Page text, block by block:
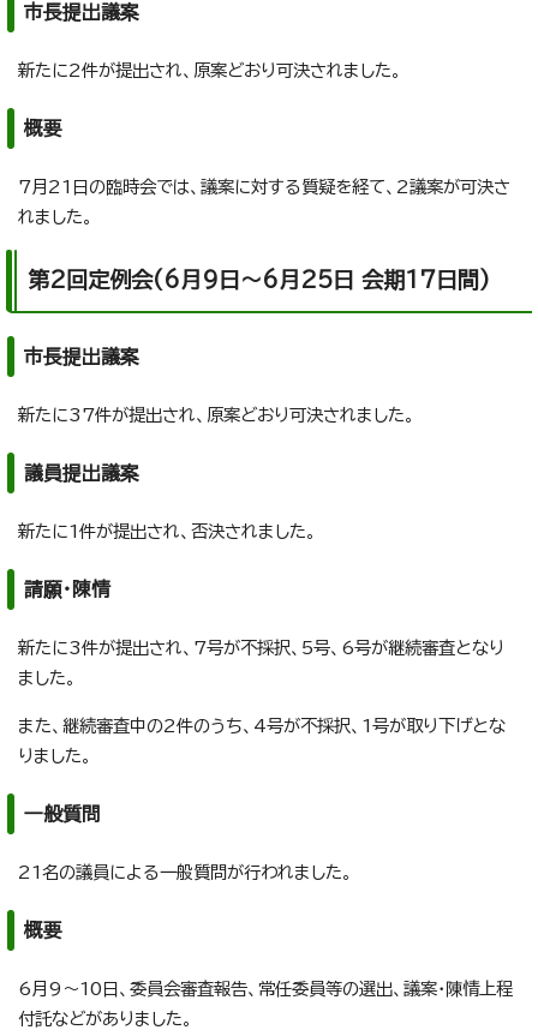
市長提出議案
新たに2件が提出され、原案どおり可決されました。
概要
7月21日の臨時会では、議案に対する質疑を経て、2議案が可決さ
れました。
第2回定例会(6月9日～6月25日 会期17日間)
市長提出議案
新たに37件が提出され、原案どおり可決されました。
議員提出議案
新たに1件が提出され、否決されました。
請願・陳情
新たに3件が提出され、7号が不採択、5号、6号が継続審査となり
ました。
また、継続審査中の2件のうち、4号が不採択、1号が取り下げとな
りました。
一般質問
21名の議員による一般質問が行われました。
概要
6月9～10日、委員会審査報告、常任委員等の選出、議案・陳情上程
付託などがありました。